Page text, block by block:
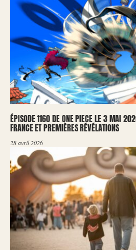
ÉPISODE 1160 DE ONE PIECE LE 3 MAI
FRANCE ET PREMIÈRES RÉVÉLATIONS
28 avril 2026